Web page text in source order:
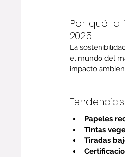
Por qué la
2025
La
el mundo del
impacto
Papeles
Tintas
Tiradas